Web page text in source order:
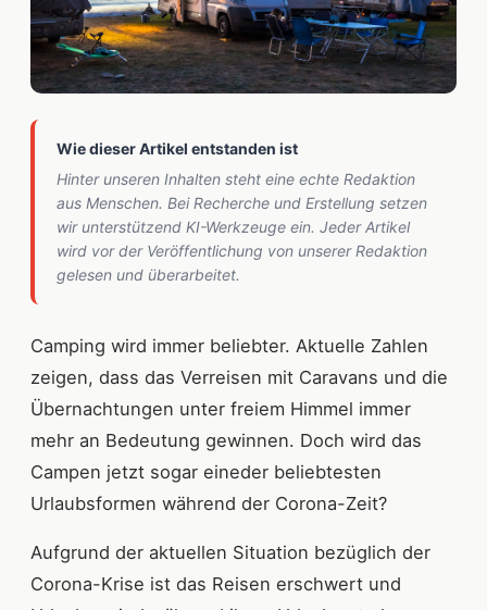
Wie dieser Artikel entstanden ist
Hinter unseren Inhalten steht eine echte Redaktion
aus Menschen. Bei Recherche und Erstellung setzen
wir unterstützend KI-Werkzeuge ein. Jeder Artikel
wird vor der Veröffentlichung von unserer Redaktion
gelesen und überarbeitet.
Camping wird immer beliebter. Aktuelle Zahlen
zeigen, dass das Verreisen mit Caravans und die
Übernachtungen unter freiem Himmel immer
mehr an Bedeutung gewinnen. Doch wird das
Campen jetzt sogar eineder beliebtesten
Urlaubsformen während der Corona-Zeit?
Aufgrund der aktuellen Situation bezüglich der
Corona-Krise ist das Reisen erschwert und